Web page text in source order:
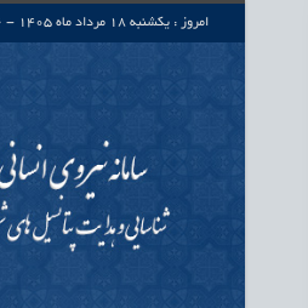
امروز : یکشنبه 18 مرداد ماه 1405 - Sunday 9 August 2026